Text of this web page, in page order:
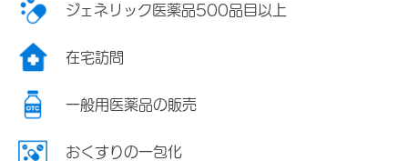
ジェネリック医薬品500品目以上
在宅訪問
一般用医薬品の販売
おくすりの一包化